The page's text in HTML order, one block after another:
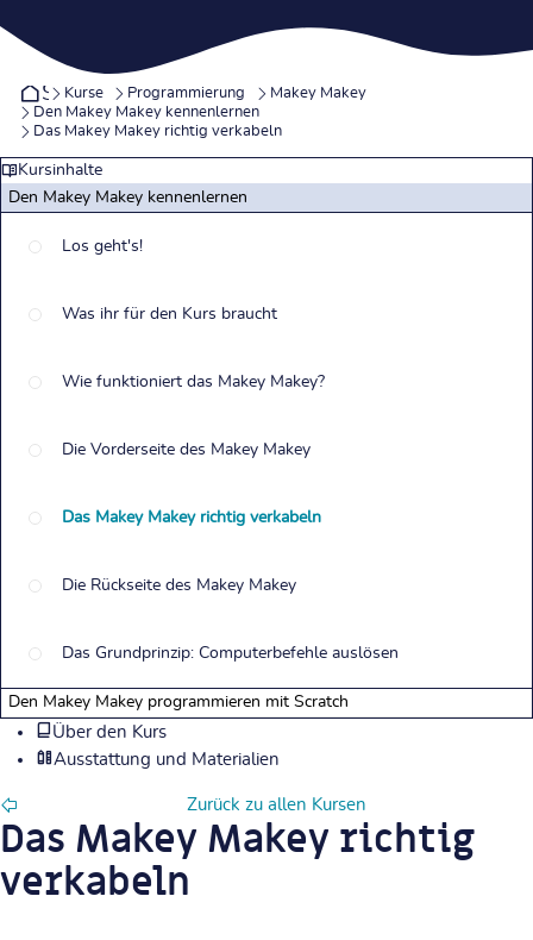
Startseite
Kurse Programmierung
Makey Makey
Den Makey Makey kennenlernen
Das Makey Makey richtig verkabeln
Kursinhalte
Den Makey Makey kennenlernen
Los geht's!
Was ihr für den Kurs braucht
Wie funktioniert das Makey Makey?
Die Vorderseite des Makey Makey
Das Makey Makey richtig verkabeln
Die Rückseite des Makey Makey
Das Grundprinzip: Computerbefehle auslösen
Den Makey Makey programmieren mit Scratch
Über den Kurs
Ausstattung und Materialien
Zurück zu allen Kursen
Das Makey Makey richtig
verkabeln